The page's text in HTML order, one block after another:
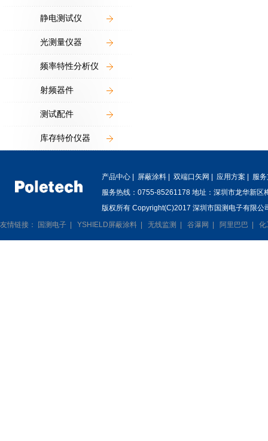
静电测试仪
光测量仪器
频率特性分析仪
射频器件
测试配件
库存特价仪器
产品中心 屏蔽涂料 双端口矢网 应用方案
服
服务热线：0755-85261178 地址：深圳市龙华新区
版权所有 Copyright(C)2017 深圳市国测电子有限公
友情链接：
国测电子 YSHIELD屏蔽涂料 无线监测 谷瀑网 阿里巴巴 化